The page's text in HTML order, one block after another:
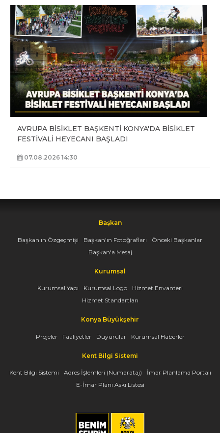
AVRUPA BİSİKLET BAŞKENTİ KONYA'DA BİSİKLET
FESTİVALİ HEYECANI BAŞLADI
07.08.2026 14:30
Başkan
Başkan'ın Özgeçmişi Başkan'ın Fotoğrafları
Önceki Başkanlar
Başkan'a Mesaj
Kurumsal
Kurumsal Yapı Kurumsal Logo
Hizmet Envanteri
Hizmet Standartları
Konya Büyükşehir
Projeler Faaliyetler Duyurular Kurumsal Haberler
Kent Bilgi Sistemi
Kent Bilgi Sistemi Adres İşlemleri (Numarataj)
İmar Planlama Portalı
E-İmar Planı Askı Listesi